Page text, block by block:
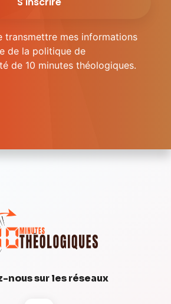
transmettre mes informations
de la politique de
de 10 minutes théologiques.
nous sur les réseaux